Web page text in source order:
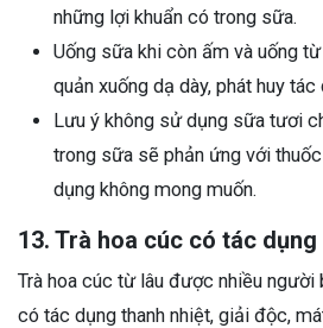
những lợi khuẩn có trong sữa.
Uống sữa khi còn ấm và uống
quản xuống dạ dày, phát huy tác
Lưu ý không sử dụng sữa tươi
trong sữa sẽ phản ứng với
dụng không mong muốn.
13. Trà hoa cúc có tác
Trà hoa cúc từ lâu được nhiều
có tác dụng thanh nhiệt, giải độc,